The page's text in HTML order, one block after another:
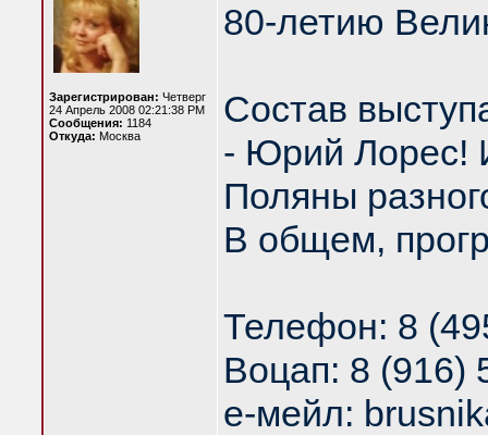
Зарегистрирован: Четверг
24 Апрель 2008 02:21:38 PM
Сообщения: 1184
Откуда: Москва
80-летию
Состав
- Юрий Лорес!
Поляны
В общем,
Телефон: 8
Воцап: 8 (916)
е-мейл: